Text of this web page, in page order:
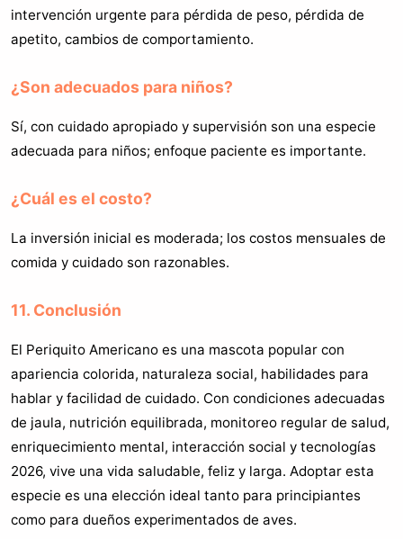
intervención urgente para pérdida de peso, pérdida de
apetito, cambios de comportamiento.
¿Son adecuados para niños?
Sí, con cuidado apropiado y supervisión son una especie
adecuada para niños; enfoque paciente es importante.
¿Cuál es el costo?
La inversión inicial es moderada; los costos mensuales de
comida y cuidado son razonables.
11. Conclusión
El Periquito Americano es una mascota popular con
apariencia colorida, naturaleza social, habilidades para
hablar y facilidad de cuidado. Con condiciones adecuadas
de jaula, nutrición equilibrada, monitoreo regular de salud,
enriquecimiento mental, interacción social y tecnologías
2026, vive una vida saludable, feliz y larga. Adoptar esta
especie es una elección ideal tanto para principiantes
como para dueños experimentados de aves.